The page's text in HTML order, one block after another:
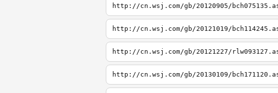
http://cn.wsj.com/gb/20120905/
http://cn.wsj.com/gb/20121019/
http://cn.wsj.com/gb/20121227/
http://cn.wsj.com/gb/20130109/